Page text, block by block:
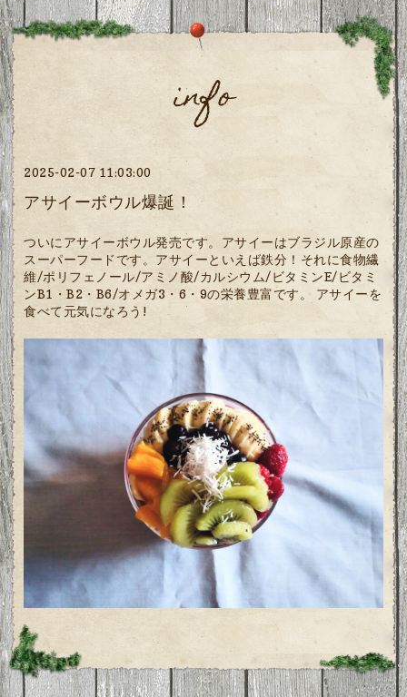
info
2025-02-07 11:03:00
アサイーボウル爆誕！
ついにアサイーボウル発売です。アサイーはブラジル原産の
スーパーフードです。アサイーといえば鉄分！それに食物繊
維/ポリフェノール/アミノ酸/カルシウム/ビタミンE/ビタミ
ンB1・B2・B6/オメガ3・6・9の栄養豊富です。 アサイーを
食べて元気になろう!